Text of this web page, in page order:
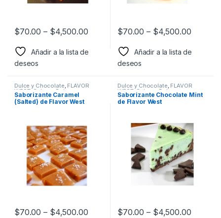
$70.00 – $4,500.00
Añadir a la lista de
deseos
$70.00 – $4,500.00
Añadir a la lista de
deseos
Dulce y Chocolate, FLAVOR
WEST,Sabor a Dulce y
Chocolate,Saborizantes
Saborizante Caramel
(Salted) de Flavor West
$70.00 – $4,500.00
Dulce y Chocolate, FLAVOR
WEST,Sabor a Dulce y
Chocolate,Saborizantes
Saborizante Chocolate Mint
de Flavor West
$70.00 – $4,500.00